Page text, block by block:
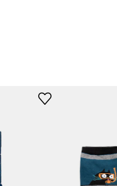
RW25-LGM250-MLA